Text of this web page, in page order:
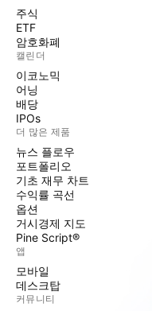
주식
ETF
암호화폐
캘린더
이코노믹
어닝
배당
IPOs
더 많은 제품
뉴스 플로우
포트폴리오
기초 재무 차트
수익률 곡선
옵션
거시경제 지도
Pine Script®
앱
모바일
데스크탑
커뮤니티